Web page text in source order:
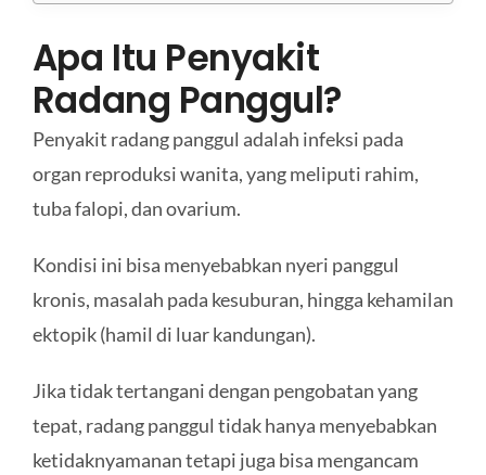
Apa Itu Penyakit
Radang Panggul?
Penyakit radang panggul adalah infeksi pada
organ reproduksi wanita, yang meliputi rahim,
tuba falopi, dan ovarium.
Kondisi ini bisa menyebabkan nyeri panggul
kronis, masalah pada kesuburan, hingga kehamilan
ektopik (hamil di luar kandungan).
Jika tidak tertangani dengan pengobatan yang
tepat, radang panggul tidak hanya menyebabkan
ketidaknyamanan tetapi juga bisa mengancam